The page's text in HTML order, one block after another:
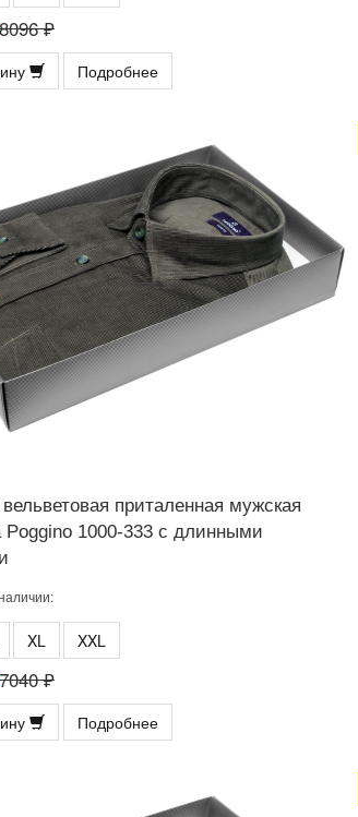
8096 ₽
Подробнее
приталенная мужская
Poggino 1000-333 с длинными
XL XXL
7040 ₽
Подробнее